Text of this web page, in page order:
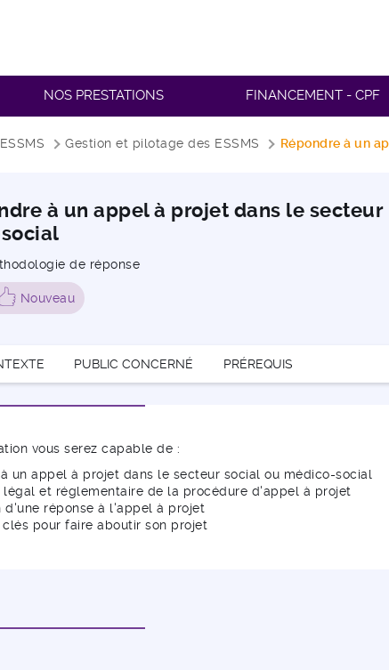
NOS PRESTATIONS FINANCEMENT - CPF
Gestion et pilotage des ESSMS Répondre à un
à un appel à projet dans le secteur
de réponse
Nouveau
PUBLIC CONCERNÉ PRÉREQUIS
vous serez capable de :
un appel à projet dans le secteur social ou médico-social
et réglementaire de la procédure d'appel à projet
réponse à l'appel à projet
pour faire aboutir son projet